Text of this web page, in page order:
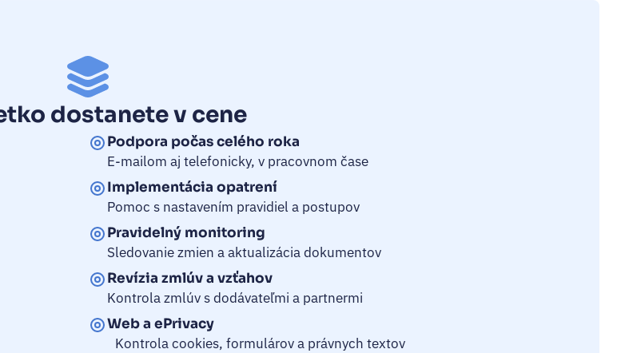
dostanete v cene
Podpora počas celého roka
E-mailom aj telefonicky, v pracovnom čase
Implementácia opatrení
Pomoc s nastavením pravidiel a postupov
Pravidelný monitoring
Sledovanie zmien a aktualizácia dokumentov
Revízia zmlúv a vzťahov
Kontrola zmlúv s dodávateľmi a partnermi
Web a ePrivacy
Kontrola cookies, formulárov a právnych textov